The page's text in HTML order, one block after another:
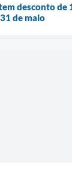
desconto de
de maio